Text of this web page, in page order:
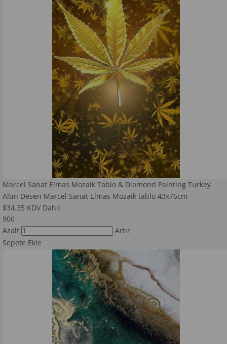
Marcel Sanat Elmas Mozaik Tablo & Diamond Painting Turkey
Altın Desen Marcel Sanat Elmas Mozaik tablo 43x76cm
$34.35 KDV Dahil
900
Azalt
Artır
Sepete Ekle